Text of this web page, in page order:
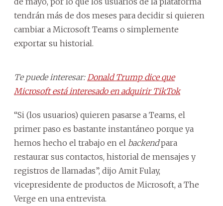
tendrán más de dos meses para decidir si quieren
cambiar a Microsoft Teams o simplemente
exportar su historial.
Te puede interesar: Donald Trump dice que
Microsoft está interesado en adquirir TikTok
“Si (los usuarios) quieren pasarse a Teams, el
primer paso es bastante instantáneo porque ya
hemos hecho el trabajo en el backendpara
restaurar sus contactos, historial de mensajes y
registros de llamadas”, dijo Amit Fulay,
vicepresidente de productos de Microsoft, a The
Verge en una entrevista.